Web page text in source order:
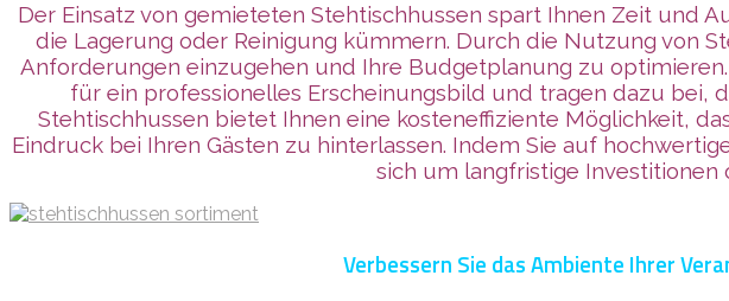
Der Einsatz von gemieteten Stehtischhussen spart Ihnen Zeit und
die Lagerung oder Reinigung kümmern. Durch die Nutzung von
Anforderungen einzugehen und Ihre Budgetplanung zu
für ein professionelles Erscheinungsbild und tragen dazu bei,
Stehtischhussen bietet Ihnen eine kosteneffiziente Möglichkeit,
Eindruck bei Ihren Gästen zu hinterlassen. Indem Sie auf
sich um langfristige
Verbessern Sie das Ambiente Ihrer